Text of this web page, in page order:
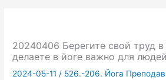
20240406 Берегите свой труд
делаете в йоге важно для
2024-05-11 / 526.-206. Йога